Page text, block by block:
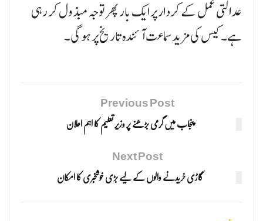
عدالتی عمل کے کردار پر ایک بار پھر توجہ مبذول کر رہی
ہے۔ کیس کی مزید سماعت آئندہ تاریخ پر ہو گی۔
Previous Post
پنجاب میں گرمی بڑھنے پر وزیر تعلیم کا اہم اعلان
Next Post
گاڑی خریدنے والوں کے لیے بڑی خوشخبری کا امکان